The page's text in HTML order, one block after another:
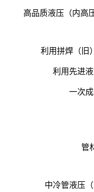
高品质液压（内高
利用拼焊（旧
利用先进
一次
管
中冷管液压